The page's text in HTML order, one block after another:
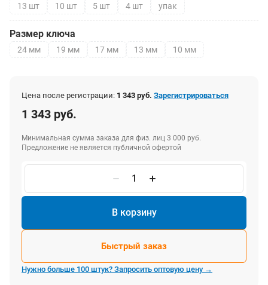
13 шт
10 шт 5 шт 4 шт упак
Размер ключа
24 мм 19 мм 17 мм 13 мм 10 мм
Цена после регистрации: 1 343 руб. Зарегистрироваться
1 343 руб.
Минимальная сумма заказа для физ. лиц 3 000 руб.
Предложение не является публичной офертой
В корзину
Быстрый заказ
Нужно больше 100 штук? Запросить оптовую цену →